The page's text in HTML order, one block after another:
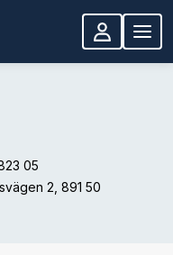
05
2 , 891 50